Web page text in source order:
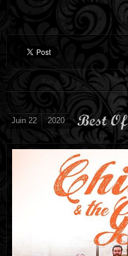
Juin 22 2020 Best Of